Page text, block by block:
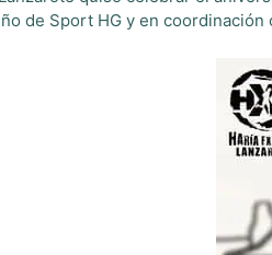
de Sport HG y en coordinación